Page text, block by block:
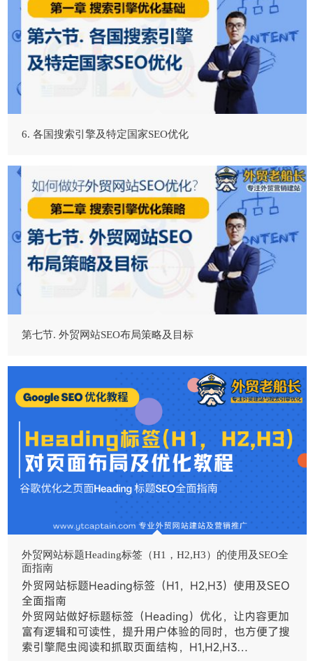
6. 各国搜索引擎及特定国家SEO优化
第七节. 外贸网站SEO布局策略及目标
外贸网站标题Heading标签（H1，H2,H3）的使用及SEO全
面指南
外贸网站标题Heading标签（H1，H2,H3）使用及SEO
全面指南
外贸网站做好标题标签（Heading）优化，让内容更加
富有逻辑和可读性，提升用户体验的同时，也方便了搜
索引擎爬虫阅读和抓取页面结构，H1,H2,H3…